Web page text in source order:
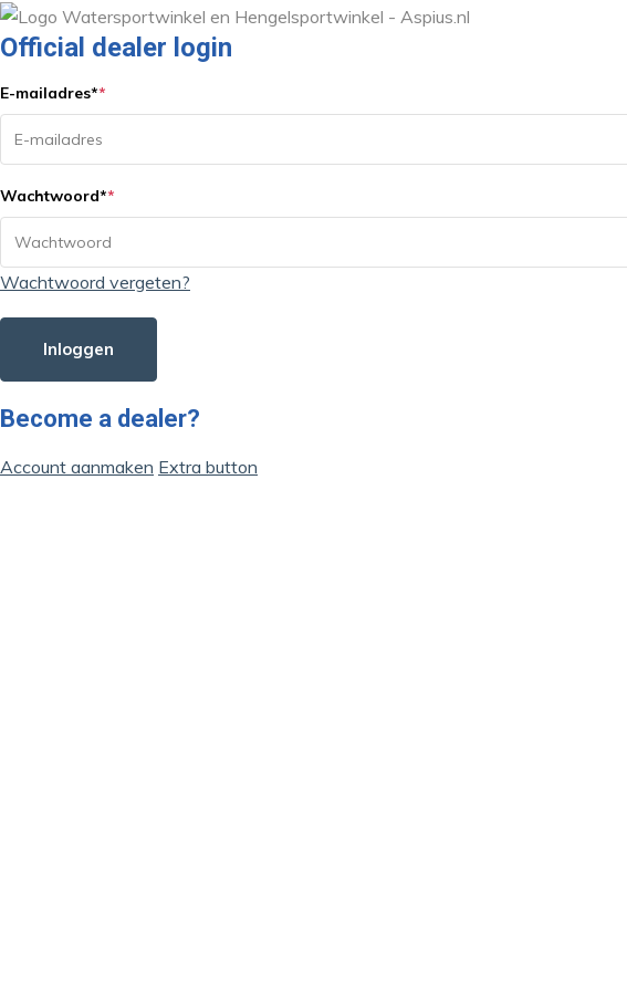
Official dealer login
E-mailadres**
Wachtwoord**
Wachtwoord vergeten?
Inloggen
Become a dealer?
Account aanmaken Extra button